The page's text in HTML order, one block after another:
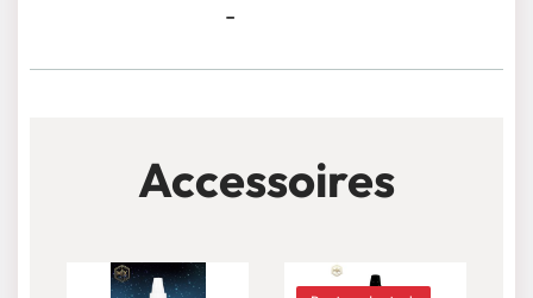
-
Accessoires